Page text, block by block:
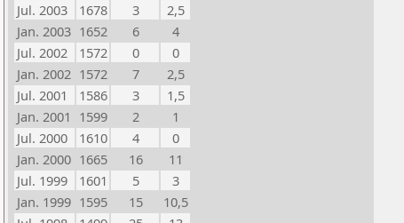
Jul. 2003
1678 3
2,5
Jan. 2003 1652 6
4
Jul. 2002
1572 0
0
Jan. 2002 1572 7
2,5
Jul. 2001
1586 3
1,5
Jan. 2001 1599 2
1
Jul. 2000
1610 4
0
Jan. 2000 1665 16
11
Jul. 1999
1601 5
3
Jan. 1999 1595 15
10,5